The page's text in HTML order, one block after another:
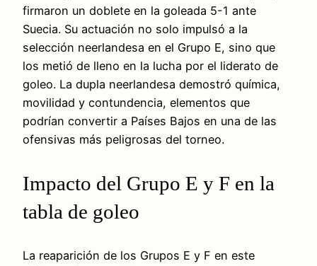
firmaron un doblete en la goleada 5-1 ante
Suecia. Su actuación no solo impulsó a la
selección neerlandesa en el Grupo E, sino que
los metió de lleno en la lucha por el liderato de
goleo. La dupla neerlandesa demostró química,
movilidad y contundencia, elementos que
podrían convertir a Países Bajos en una de las
ofensivas más peligrosas del torneo.
Impacto del Grupo E y F en la
tabla de goleo
La reaparición de los Grupos E y F en este